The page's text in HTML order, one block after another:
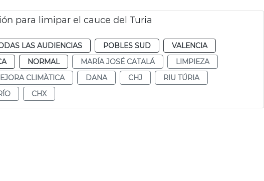
para limipar el cauce del Turia
LAS AUDIENCIAS POBLES SUD
VALENCIA
NORMAL MARÍA JOSÉ CATALÁ
LIMPIEZA
CLIMÀTICA DANA CHJ
RIU TÚRIA
CHX